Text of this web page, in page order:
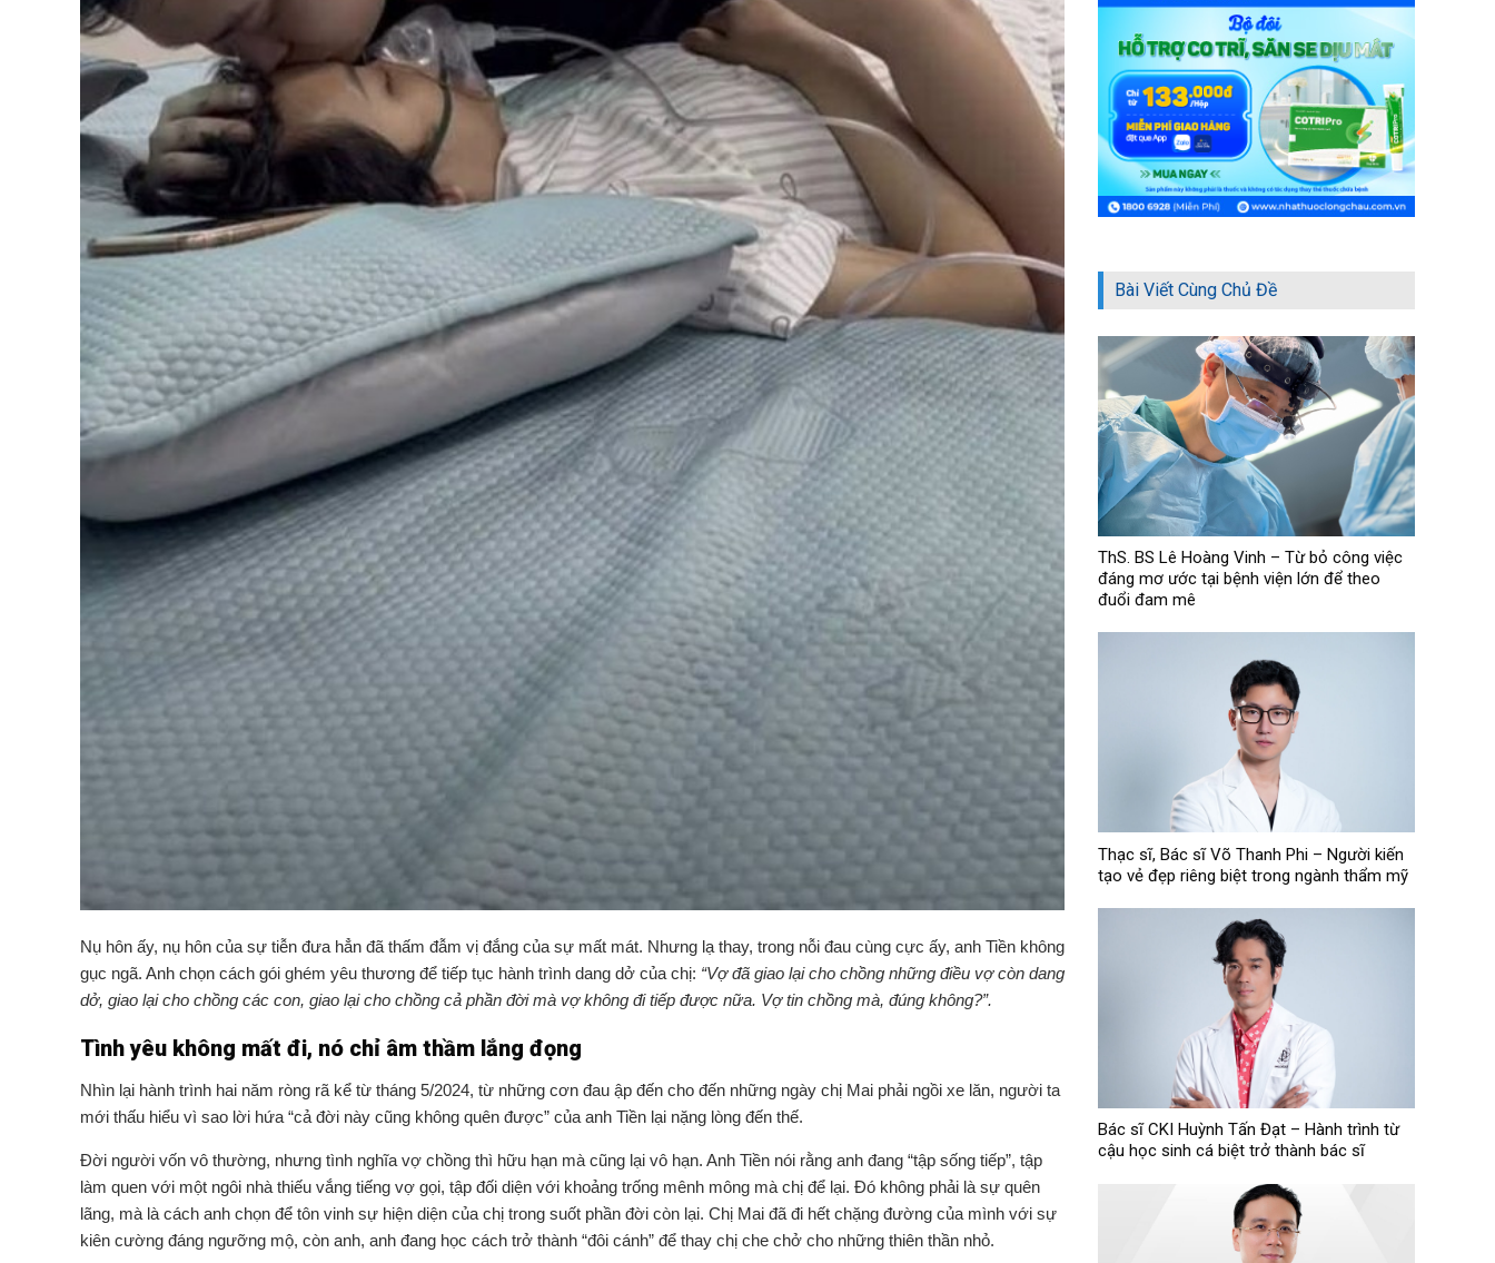
Nụ hôn ấy, nụ hôn của sự tiễn đưa hẳn đã thấm đẫm vị đắng của sự mất mát. Nhưng lạ thay, trong nỗi đau cùng cực ấy, anh Tiền không
gục ngã. Anh chọn cách gói ghém yêu thương để tiếp tục hành trình dang dở của chị: “Vợ đã giao lại cho chồng những điều vợ còn dang
dở, giao lại cho chồng các con, giao lại cho chồng cả phần đời mà vợ không đi tiếp được nữa. Vợ tin chồng mà, đúng không?”.
Tình yêu không mất đi, nó chỉ âm thầm lắng đọng
Nhìn lại hành trình hai năm ròng rã kể từ tháng 5/2024, từ những cơn đau ập đến cho đến những ngày chị Mai phải ngồi xe lăn, người ta
mới thấu hiểu vì sao lời hứa “cả đời này cũng không quên được” của anh Tiền lại nặng lòng đến thế.
Đời người vốn vô thường, nhưng tình nghĩa vợ chồng thì hữu hạn mà cũng lại vô hạn. Anh Tiền nói rằng anh đang “tập sống tiếp”, tập
làm quen với một ngôi nhà thiếu vắng tiếng vợ gọi, tập đối diện với khoảng trống mênh mông mà chị để lại. Đó không phải là sự quên
lãng, mà là cách anh chọn để tôn vinh sự hiện diện của chị trong suốt phần đời còn lại. Chị Mai đã đi hết chặng đường của mình với sự
kiên cường đáng ngưỡng mộ, còn anh, anh đang học cách trở thành “đôi cánh” để thay chị che chở cho những thiên thần nhỏ.
Bài Viết Cùng Chủ Đề
ThS. BS Lê Hoàng Vinh – Từ bỏ công việc
đáng mơ ước tại bệnh viện lớn để theo
đuổi đam mê
Thạc sĩ, Bác sĩ Võ Thanh Phi – Người kiến
tạo vẻ đẹp riêng biệt trong ngành thẩm mỹ
Bác sĩ CKI Huỳnh Tấn Đạt – Hành trình từ
cậu học sinh cá biệt trở thành bác sĩ